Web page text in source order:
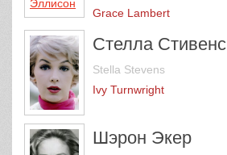
Grace Lambert
Стелла Стивенс
Stella Stevens
Ivy Turnwright
Шэрон Экер